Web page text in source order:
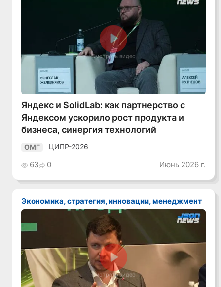
Смотреть видео
Яндекс и SolidLab: как партнерство с
Яндексом ускорило рост продукта и
бизнеса, синергия технологий
ОМГ ЦИПР-2026
63 0 Июнь 2026 г.
Экономика, стратегия, инновации, менеджмент
Смотреть видео